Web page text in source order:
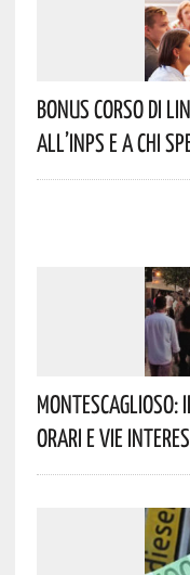
Bonus Corso Di
All’INPS E A Chi
Montescaglioso:
Orari E Vie